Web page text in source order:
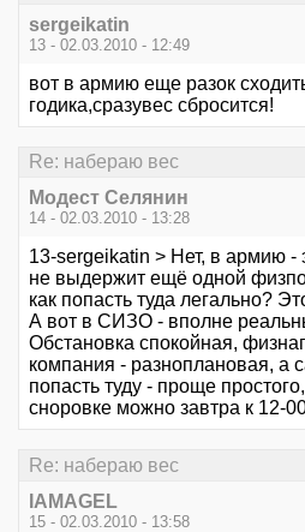
sergeikatin
13 - 02.03.2010 - 12:49
вот в армию еще разок
годика,сразувес сбросится!
Re: набераю вес
Модест Селянин
14 - 02.03.2010 - 13:28
13-sergeikatin > Нет, в армию -
не выдержит ещё одной
как попасть туда легально?
А вот в СИЗО - вполне
Обстановка спокойная,
компания - разноплановая, а
попасть туду - проще
сноровке можно завтра к 12-
Re: набераю вес
IAMAGEL
15 - 02.03.2010 - 13:58